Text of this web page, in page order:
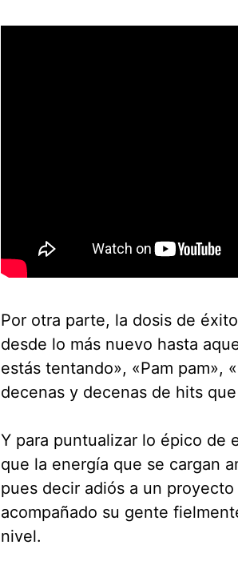
Por otra parte, la dosis de
desde lo más nuevo hasta
estás tentando», «Pam pam»,
decenas y decenas de hits
Y para puntualizar lo épico de
que la energía que se cargan
pues decir adiós a un
acompañado su gente
nivel.